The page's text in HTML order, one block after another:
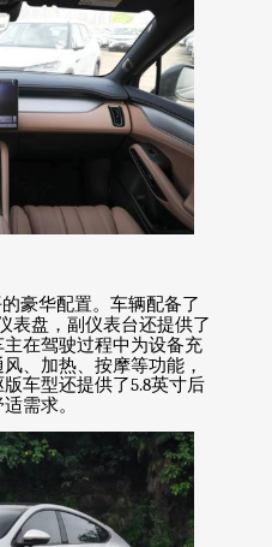
豪华配置。车辆配备了
表盘，副仪表台还提供了
在驾驶过程中为设备充
、加热、按摩等功能，
车型还提供了5.8英寸后
需求。